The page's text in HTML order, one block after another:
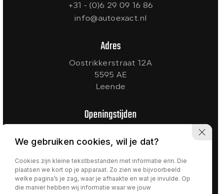
+31 - (0)6 29 09 16 86
info@autoexact.nl
Adres
Oostrikkerstraat 12A
5595 AE
Leende
Openingstijden
Zaterdag:
10:00 - 17:00
Zondag:
Gesloten
We gebruiken cookies, wil je dat?
Cookies zijn kleine tekstbestanden met informatie erin. Die
plaatsen we kort op je apparaat. Zo zien we bijvoorbeeld
welke pagina’s je zag, waar je afhaakte en wat je invulde. Op
die manier hebben wij informatie waar we jouw